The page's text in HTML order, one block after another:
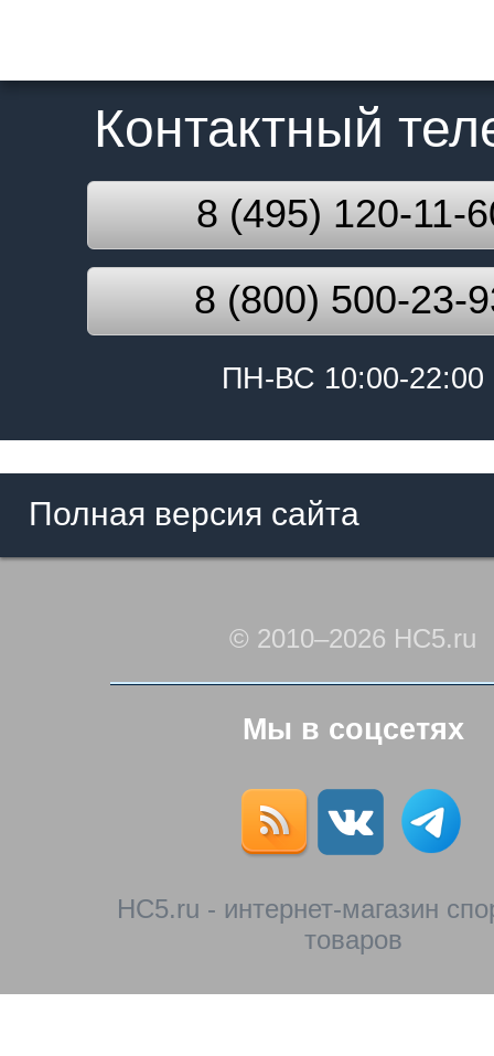
Контактный
8 (495) 120-11-
8 (800) 500-23-
ПН-ВС 10:00-22:00
Полная версия сайта
© 2010–2026 HC5.ru
Мы в соцсетях
HC5.ru - интернет-магазин
товаров